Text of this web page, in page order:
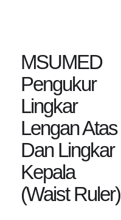
MSUMED
Pengukur
Lingkar
Lengan Atas
Dan Lingkar
Kepala
(Waist Ruler)